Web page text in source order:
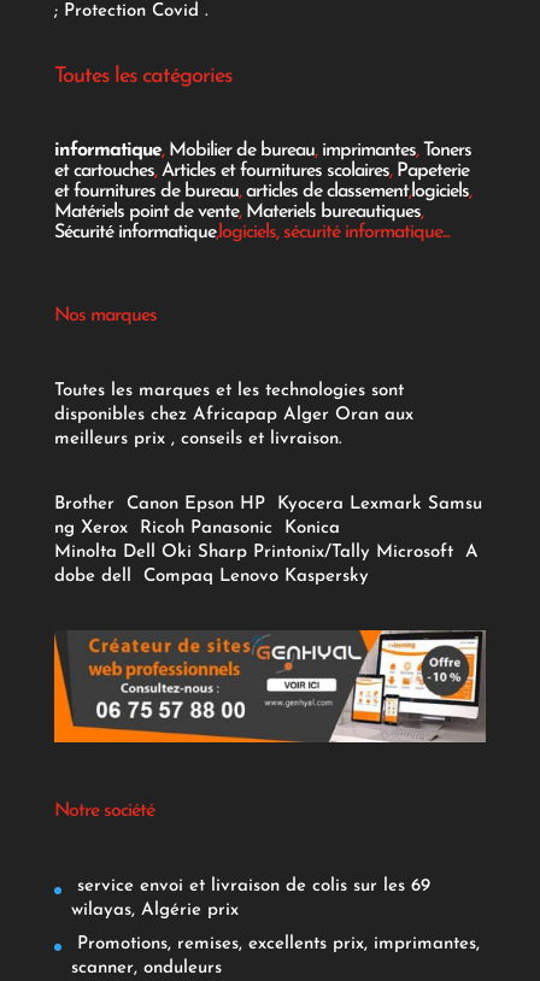
; Protection Covid .
Toutes les catégories
informatique, Mobilier de bureau, imprimantes, Toners
et cartouches,Articles et fournitures scolaires, Papeterie
et fournitures de bureau,articles de classement,logiciels,
Matériels point de vente, Materiels bureautiques,
Sécurité informatique,logiciels, sécurité informatique...
Nos marques
Toutes les marques et les technologies sont
disponibles chez Africapap Alger Oran aux
meilleurs prix , conseils et livraison.
Brother Canon Epson HP Kyocera Lexmark Samsu
ng Xerox Ricoh Panasonic
Konica
Minolta Dell Oki Sharp Printonix/Tally Microsoft
A
dobe dell Compaq Lenovo Kaspersky
Notre société
service envoi et livraison de colis sur les 69
wilayas, Algérie prix
Promotions, remises, excellents prix, imprimantes,
scanner, onduleurs